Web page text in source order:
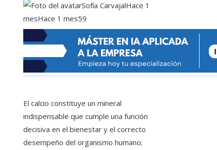
Sofía CarvajalHace 1
mesHace 1 mes59
El calcio constituye un mineral
indispensable que cumple una función
decisiva en el bienestar y el correcto
desempeño del organismo humano;